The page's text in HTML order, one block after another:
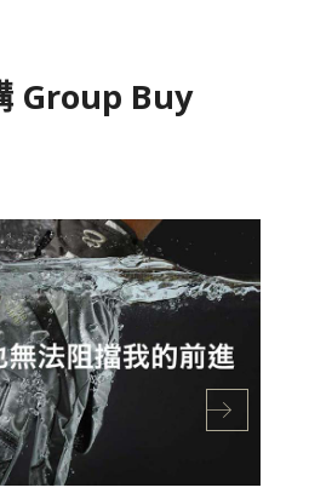
Group Buy